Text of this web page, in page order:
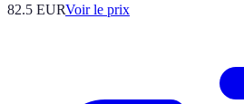
82.5 EURVoir le prix